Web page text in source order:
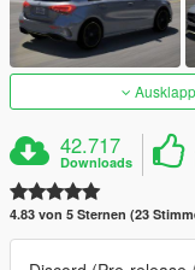
42.717
Downloads
4.83 von 5 Sternen (23